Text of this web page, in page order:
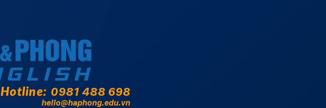
Hotline: 0981 488 698
hello@haphong.edu.vn